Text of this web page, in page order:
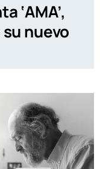
‘AMA’,
nuevo